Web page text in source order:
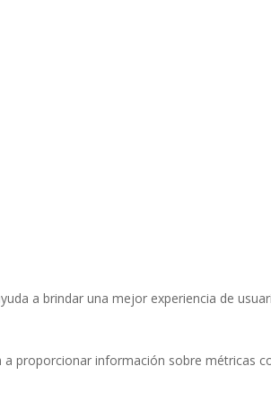
a brindar una mejor experiencia de
proporcionar información sobre métricas